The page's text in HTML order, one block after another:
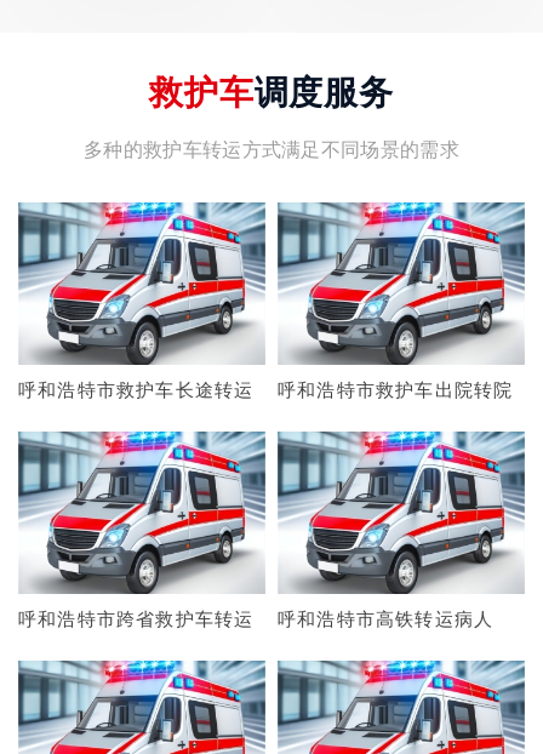
救护车调度服务
多种的救护车转运方式满足不同场景的需求
呼和浩特市救护车长途转运 呼和浩特市救护车出院转院
呼和浩特市跨省救护车转运 呼和浩特市高铁转运病人